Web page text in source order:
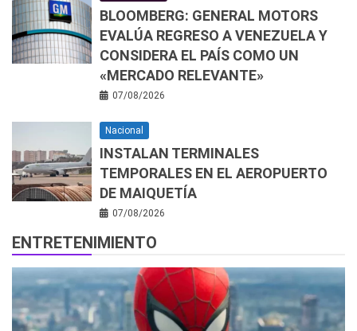
BLOOMBERG: GENERAL MOTORS
EVALÚA REGRESO A VENEZUELA Y
CONSIDERA EL PAÍS COMO UN
«MERCADO RELEVANTE»
07/08/2026
Nacional
INSTALAN TERMINALES
TEMPORALES EN EL AEROPUERTO
DE MAIQUETÍA
07/08/2026
ENTRETENIMIENTO